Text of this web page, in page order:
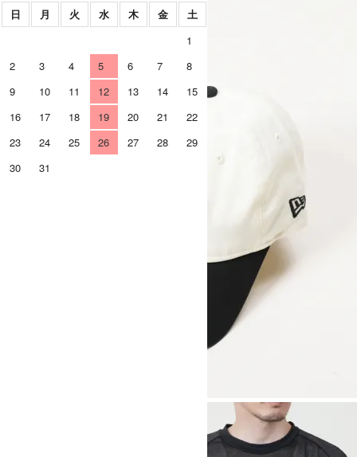
日
月 火 水 木 金
土
1
2
3 4 5 6 7
8
9
10 11 12 13 14
15
16
17 18 19 20 21
22
23
24 25 26 27 28
29
30
31